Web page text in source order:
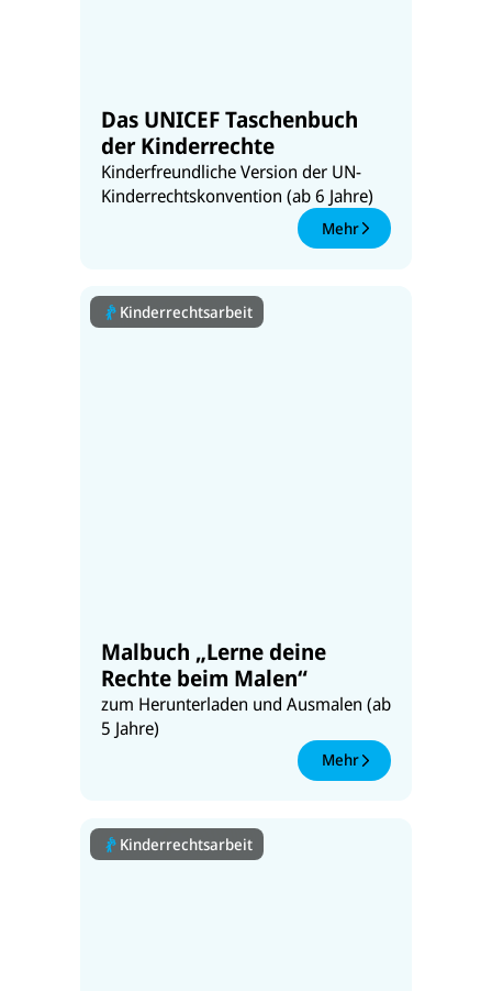
Das UNICEF Taschenbuch
der Kinderrechte
Kinderfreundliche Version der UN-
Kinderrechtskonvention (ab 6 Jahre)
Mehr
Kinderrechtsarbeit
Malbuch „Lerne deine
Rechte beim Malen“
zum Herunterladen und Ausmalen (ab
5 Jahre)
Mehr
Kinderrechtsarbeit